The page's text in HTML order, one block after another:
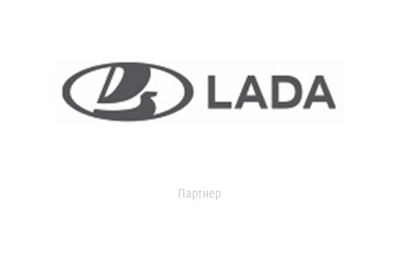
Партнер